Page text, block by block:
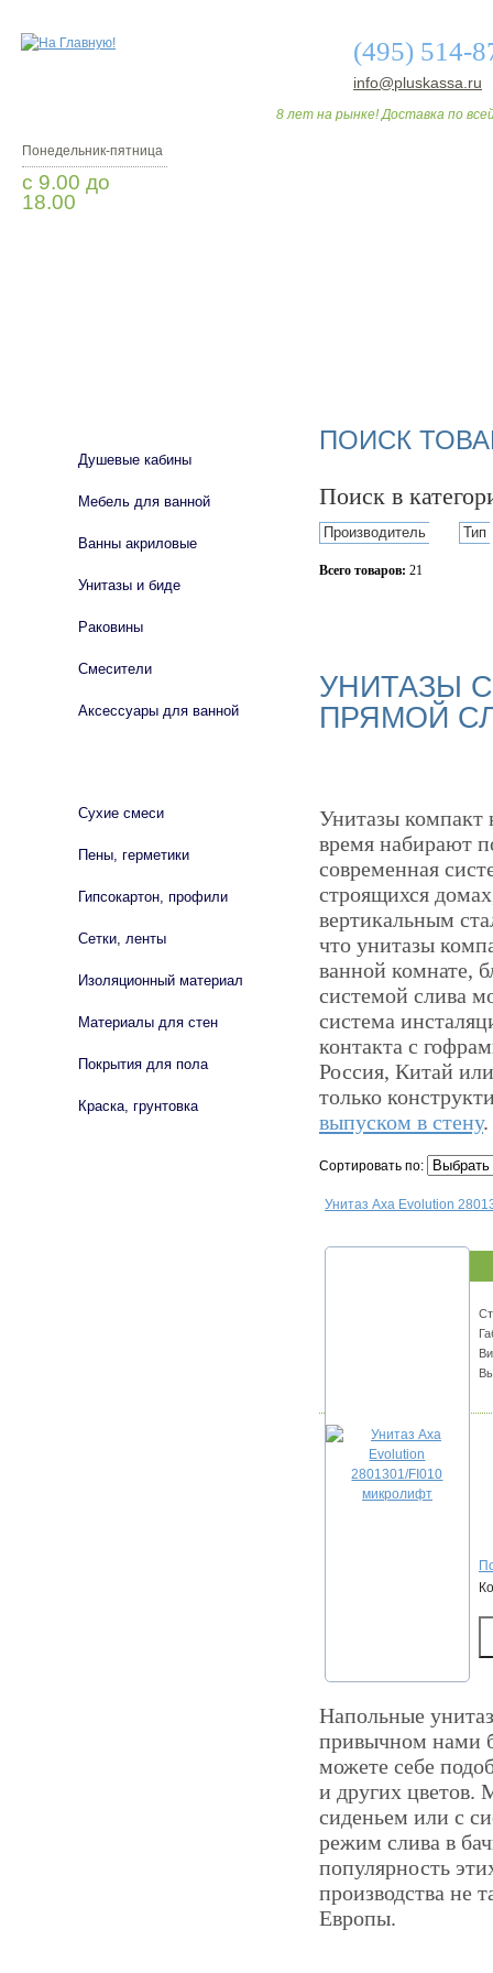
(495) 514-
info@pluskassa.ru
8 лет на рынке! Доставка по
Понедельник-пятница
с 9.00 до
18.00
ПОИСК
Поиск в
Производитель Тип
Всего товаров: 21
УНИТАЗЫ
ПРЯМОЙ
Унитазы компакт
время набирают
современная
строящихся
вертикальным
что унитазы
ванной комнате,
системой слива
система
контакта с
Россия, Китай
только
выпуском в стену.
Сортировать по:
Унитаз Axa Evolution
Напольные
привычном нами
можете себе
и других цветов.
сиденьем или с
режим слива в
популярность
производства не
Европы.
Душевые кабины
Мебель для ванной
Ванны акриловые
Унитазы и биде
Раковины
Смесители
Аксессуары для ванной
Сухие смеси
Пены, герметики
Гипсокартон, профили
Сетки, ленты
Изоляционный материал
Материалы для стен
Покрытия для пола
Краска, грунтовка